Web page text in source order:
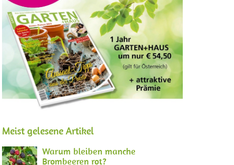
Meist gelesene Artikel
Warum bleiben manche
Brombeeren rot?